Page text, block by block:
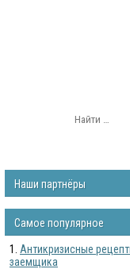
Наши партнёры
Самое популярное
Антикризисные
заемщика